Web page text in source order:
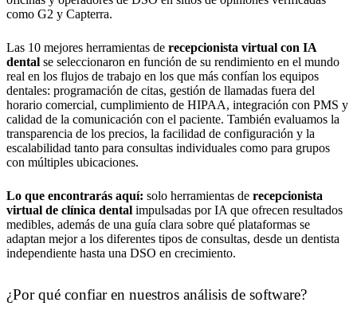
como G2 y Capterra.
Las 10 mejores herramientas de recepcionista virtual con IA
dental se seleccionaron en función de su rendimiento en el mundo
real en los flujos de trabajo en los que más confían los equipos
dentales: programación de citas, gestión de llamadas fuera del
horario comercial, cumplimiento de HIPAA, integración con PMS y
calidad de la comunicación con el paciente. También evaluamos la
transparencia de los precios, la facilidad de configuración y la
escalabilidad tanto para consultas individuales como para grupos
con múltiples ubicaciones.
Lo que encontrarás aquí: solo herramientas de recepcionista
virtual de clínica dental impulsadas por IA que ofrecen resultados
medibles, además de una guía clara sobre qué plataformas se
adaptan mejor a los diferentes tipos de consultas, desde un dentista
independiente hasta una DSO en crecimiento.
¿Por qué confiar en nuestros análisis de software?